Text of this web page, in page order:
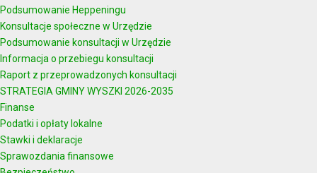
Podsumowanie Heppeningu
Konsultacje społeczne w Urzędzie
Podsumowanie konsultacji w Urzędzie
Informacja o przebiegu konsultacji
Raport z przeprowadzonych konsultacji
STRATEGIA GMINY WYSZKI 2026-2035
Finanse
Podatki i opłaty lokalne
Stawki i deklaracje
Sprawozdania finansowe